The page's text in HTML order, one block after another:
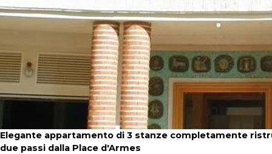
Elegante appartamento di 3 stanze completamente
due passi dalla Place d'Armes